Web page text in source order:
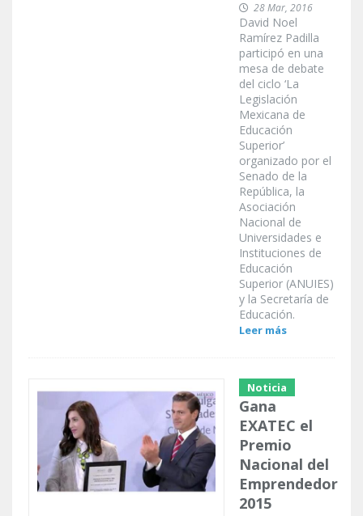
28 Mar, 2016
David Noel
Ramírez Padilla
participó en una
mesa de debate
del ciclo ‘La
Legislación
Mexicana de
Educación
Superior’
organizado por el
Senado de la
República, la
Asociación
Nacional de
Universidades e
Instituciones de
Educación
Superior (ANUIES)
y la Secretaría de
Educación.
Leer más
Noticia
Gana
EXATEC el
Premio
Nacional del
Emprendedor
2015